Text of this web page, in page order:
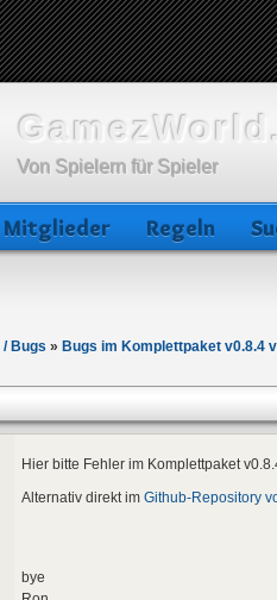
Von Spielern für Spieler
Mitglieder Regeln
/ Bugs » Bugs im Komplettpaket v0.8.4
Hier bitte Fehler im Komplettpaket
Alternativ direkt im Github-Repository
bye